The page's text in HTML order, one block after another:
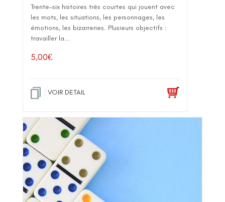
Trente-six histoires très courtes qui jouent avec
les mots, les situations, les personnages, les
émotions, les bizarreries. Plusieurs objectifs :
travailler la...
5,00€
VOIR DETAIL